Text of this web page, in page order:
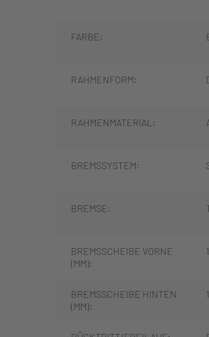
FARBE:
RAHMENFORM:
RAHMENMATERIAL:
BREMSSYSTEM:
BREMSE:
BREMSSCHEIBE VORNE
(MM):
BREMSSCHEIBE HINTEN
(MM):